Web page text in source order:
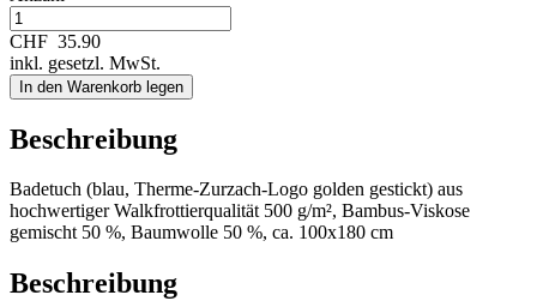
CHF 35.90
inkl. gesetzl. MwSt.
In den Warenkorb legen
Beschreibung
Badetuch (blau, Therme-Zurzach-Logo golden gestickt) aus
hochwertiger Walkfrottierqualität 500 g/m², Bambus-Viskose
gemischt 50 %, Baumwolle 50 %, ca. 100x180 cm
Beschreibung